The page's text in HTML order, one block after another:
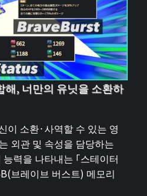
해, 너만의 유닛을 소환하
이 소환·사역할 수 있는 영
외관 및 속성을 담당하는
능력을 나타내는 「스테이터
브레이브 버스트) 메모리